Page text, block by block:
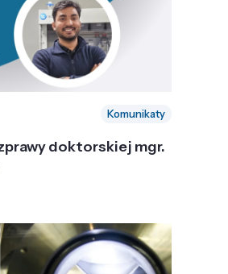
Komunikaty
doktorskiej mgr.